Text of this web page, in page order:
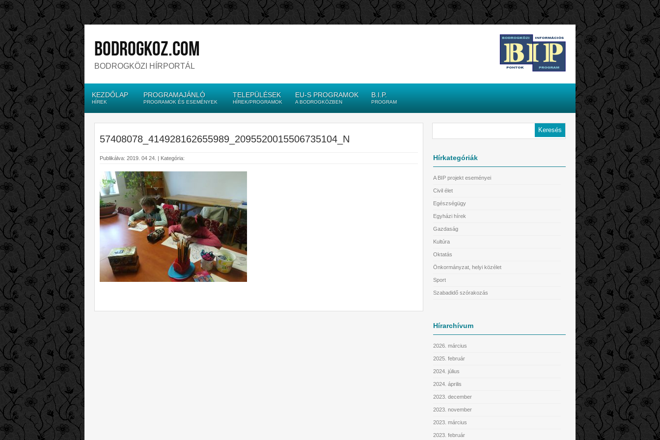
bodrogkoz.com
BODROGKÖZI HÍRPORTÁL
KEZDŐLAP
HÍREK
PROGRAMAJÁNLÓ
PROGRAMOK ÉS ESEMÉNYEK
TELEPÜLÉSEK
HÍREK/PROGRAMOK
EU-S PROGRAMOK
A BODROGKÖZBEN
B.I.P.
PROGRAM
57408078_414928162655989_2095520015506735104_N
Publikálva: 2019. 04 24. | Kategória: Hírkategóriák
A BIP projekt eseményei
Civil élet
Egészségügy
Egyházi hírek
Gazdaság
Kultúra
Oktatás
Önkormányzat, helyi közélet
Sport
Szabadidő szórakozás
Hírarchívum
2026. március
2025. február
2024. július
2024. április
2023. december
2023. november
2023. március
2023. február